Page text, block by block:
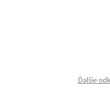
Ďalšie